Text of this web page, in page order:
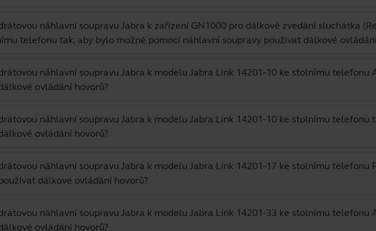
náhlavní soupravu Jabra k zařízení GN1000 pro dálkové zvedání sluchátka
telefonu tak, aby bylo možné pomocí náhlavní soupravy používat dálkové
náhlavní soupravu Jabra k modelu Jabra Link 14201-10 ke stolnímu telefonu
ovládání hovorů?
náhlavní soupravu Jabra k modelu Jabra Link 14201-10 ke stolnímu telefonu
ovládání hovorů?
náhlavní soupravu Jabra k modelu Jabra Link 14201-17 ke stolnímu telefonu
dálkové ovládání hovorů?
náhlavní soupravu Jabra k modelu Jabra Link 14201-33 ke stolnímu telefonu
ovládání hovorů?